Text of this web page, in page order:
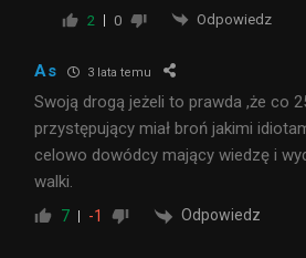
2 0 Odpowiedz
As 3 lata temu
Swoją drogą jeżeli to prawda ,że co
przystępujący miał broń jakimi
celowo dowódcy mający wiedzę i
walki.
7 -1 Odpowiedz